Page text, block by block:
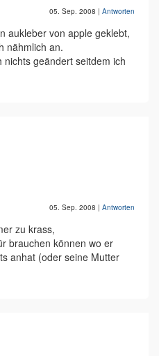
05. Sep. 2008 | Antworten
aukleber von apple geklebt,
nähmlich an.
geändert seitdem ich
05. Sep. 2008 | Antworten
zu krass,
brauchen können wo er
anhat (oder seine Mutter